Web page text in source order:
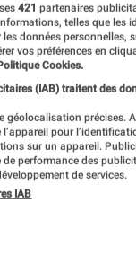
épisode 1
: “J’ai une
2023
421 partenaires
telles que les
données personnelles,
vos préférences en
Cookies.
(IAB) traitent des
géolocalisation précises.
pour
sur un appareil.
de performance des
de services.
IAB